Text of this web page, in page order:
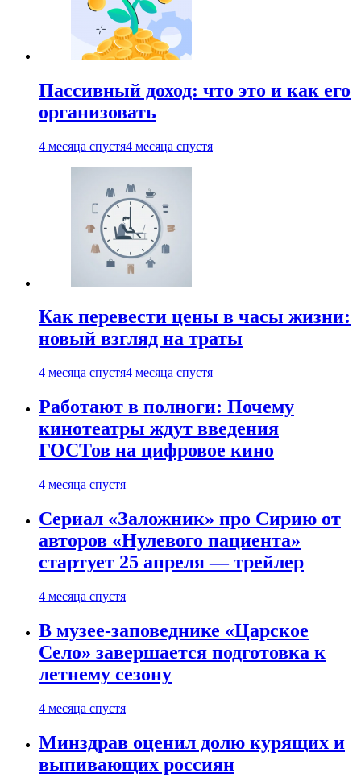
Пассивный доход: что это и как его
организовать
4 месяца спустя4 месяца спустя
Как перевести цены в часы жизни:
новый взгляд на траты
4 месяца спустя4 месяца спустя
Работают в полноги: Почему
кинотеатры ждут введения
ГОСТов на цифровое кино
4 месяца спустя
Сериал «Заложник» про Сирию от
авторов «Нулевого пациента»
стартует 25 апреля — трейлер
4 месяца спустя
В музее-заповеднике «Царское
Село» завершается подготовка к
летнему сезону
4 месяца спустя
Минздрав оценил долю курящих и
выпивающих россиян